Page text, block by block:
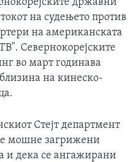
на судењето против
на американската
Севернокорејските
во март годинава
на кинеско-
Стејт департмент
мошне загрижени
и дека се ангажирани